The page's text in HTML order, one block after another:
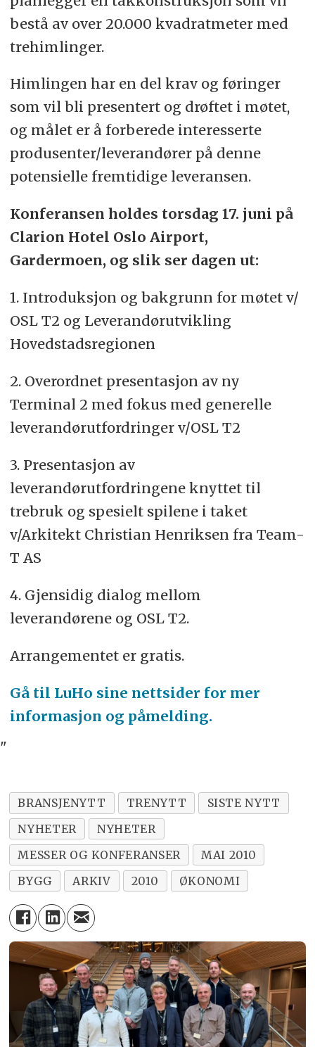
bestå av over 20.000 kvadratmeter med
trehimlinger.
Himlingen har en del krav og føringer
som vil bli presentert og drøftet i møtet,
og målet er å forberede interesserte
produsenter/leverandører på denne
potensielle fremtidige leveransen.
Konferansen holdes torsdag 17. juni på
Clarion Hotel Oslo Airport,
Gardermoen, og slik ser dagen ut:
1. Introduksjon og bakgrunn for møtet v/
OSL T2 og Leverandørutvikling
Hovedstadsregionen
2. Overordnet presentasjon av ny
Terminal 2 med fokus med generelle
leverandørutfordringer v/OSL T2
3. Presentasjon av
leverandørutfordringene knyttet til
trebruk og spesielt spilene i taket
v/Arkitekt Christian Henriksen fra Team-
T AS
4. Gjensidig dialog mellom
leverandørene og OSL T2.
Arrangementet er gratis.
Gå til LuHo sine nettsider for mer
informasjon og påmelding.
"
BRANSJENYTT TRENYTT
SISTE NYTT
NYHETER
NYHETER
MESSER OG KONFERANSER
MAI 2010
BYGG
ARKIV 2010 ØKONOMI